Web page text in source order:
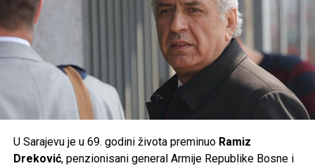
Share
Share
U Sarajevu je u 69. godini života preminuo Ramiz
Dreković, penzionisani general Armije Republike Bosne i